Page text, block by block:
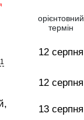
орієнтовний
термін
12 серпня
12 серпня
13 серпня